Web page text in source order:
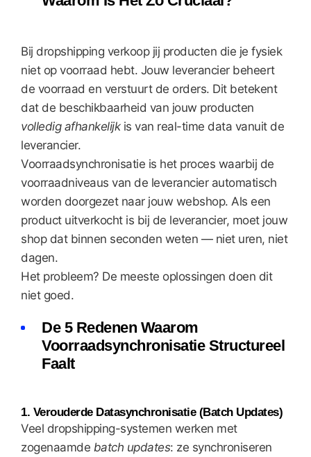
Bij dropshipping verkoop jij producten die je fysiek
niet op voorraad hebt. Jouw leverancier beheert
de voorraad en verstuurt de orders. Dit betekent
dat de beschikbaarheid van jouw producten
volledig afhankelijkis van real-time data vanuit de
leverancier.
Voorraadsynchronisatie is het proces waarbij de
voorraadniveaus van de leverancier automatisch
worden doorgezet naar jouw webshop. Als een
product uitverkocht is bij de leverancier, moet jouw
shop dat binnen seconden weten — niet uren, niet
dagen.
Het probleem? De meeste oplossingen doen dit
niet goed.
De 5 Redenen Waarom
Voorraadsynchronisatie Structureel
Faalt
1. Verouderde Datasynchronisatie (Batch Updates)
Veel dropshipping-systemen werken met
zogenaamde batch updates: ze synchroniseren